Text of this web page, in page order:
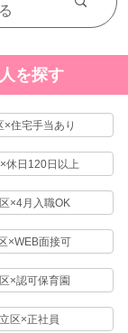
を探す
×住宅手当あり
休日120日以上
×4月入職OK
×WEB面接可
×認可保育園
区×正社員